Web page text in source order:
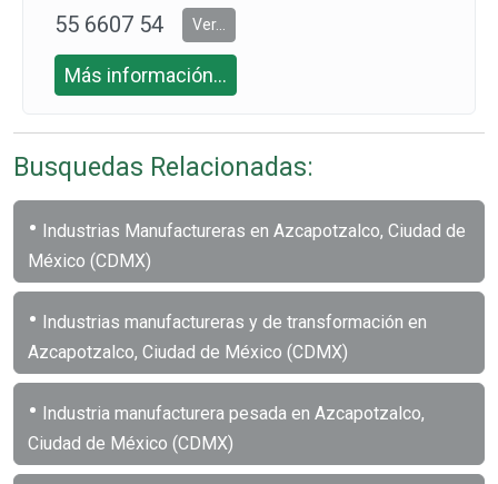
55 6607 54
06
Ver...
Más información...
Busquedas Relacionadas:
• Industrias Manufactureras en Azcapotzalco, Ciudad de
México (CDMX)
• Industrias manufactureras y de transformación en
Azcapotzalco, Ciudad de México (CDMX)
• Industria manufacturera pesada en Azcapotzalco,
Ciudad de México (CDMX)